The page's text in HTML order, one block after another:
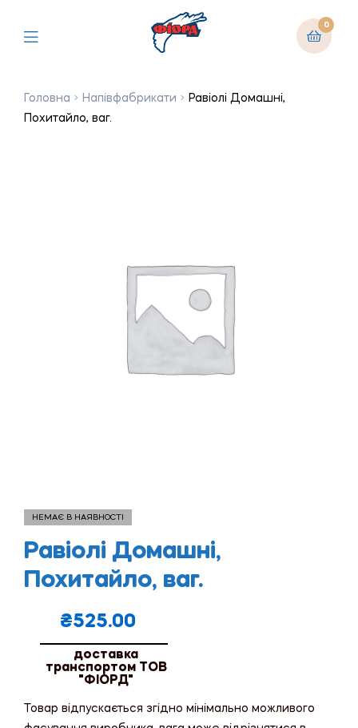
0
Головна Напівфабрикати
Равіолі Домашні,
Похитайло, ваг.
НЕМАЄ В НАЯВНОСТІ
Равіолі Домашні,
Похитайло, ваг.
₴525.00
доставка
транспортом ТОВ
"ФІОРД"
Товар відпускається згідно мінімально можливого